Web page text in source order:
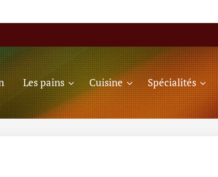
Les pains Cuisine Spécialités